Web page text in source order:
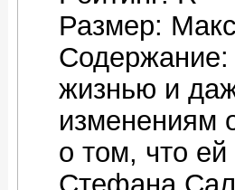
Размер:
Содержание:
жизнью и
изменениям
о том, что